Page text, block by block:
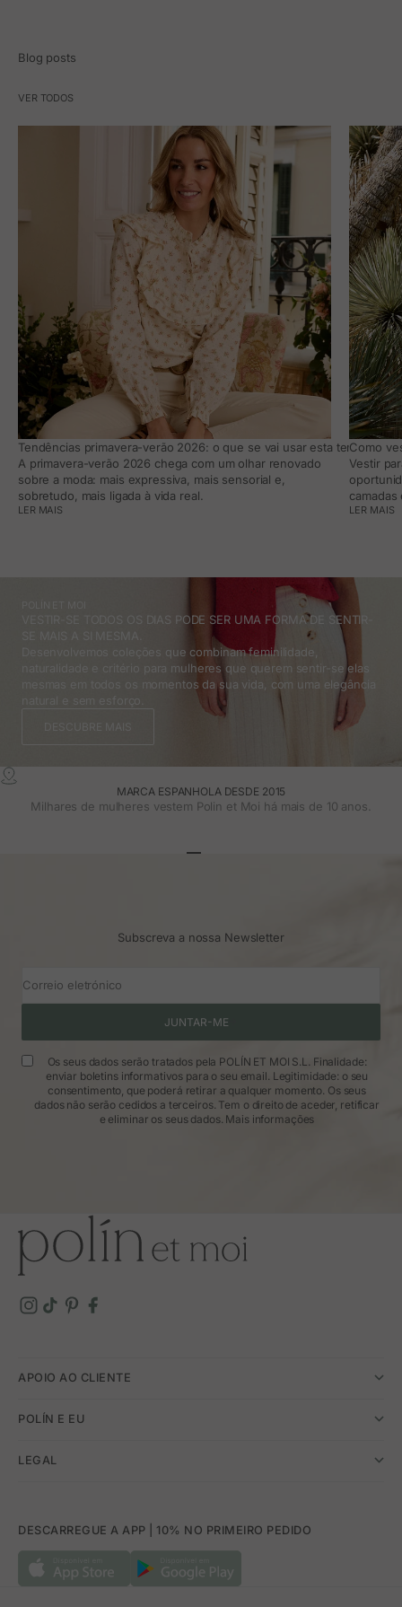
Blog posts
VER TODOS
Tendências primavera-verão 2026: o que se vai usar esta temporada
A primavera-verão 2026 chega com um olhar renovado
sobre a moda: mais expressiva, mais sensorial e,
sobretudo, mais ligada à vida real.
LER MAIS
Como
Vestir
LER MAIS
VESTIR-SE TODOS OS DIAS PODE SER UMA FORMA DE SENTIR-
SE MAIS A SI MESMA.
Desenvolvemos coleções que combinam feminilidade,
naturalidade e critério para mulheres que querem sentir-se elas
mesmas em todos os momentos da sua vida, com uma elegância
natural e sem esforço.
DESCUBRE MAIS
MARCA ESPANHOLA DESDE 2015
Milhares de mulheres vestem Polin et Moi há mais de 10 anos.
Subscreva a nossa Newsletter
Correio eletrónico
JUNTAR-ME
Os seus dados serão tratados pela POLÍN ET MOI S.L. Finalidade:
enviar boletins informativos para o seu email. Legitimidade: o seu
consentimento, que poderá retirar a qualquer momento. Os seus
dados não serão cedidos a terceiros. Tem o direito de aceder, retificar
e eliminar os seus dados. Mais informações
APOIO AO CLIENTE
POLÍN E EU
LEGAL
DESCARREGUE A APP | 10% NO PRIMEIRO PEDIDO